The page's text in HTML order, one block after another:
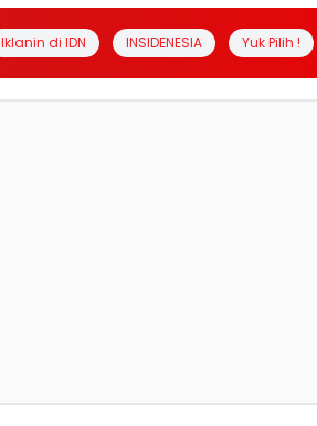
Iklanin di IDN INSIDENESIA Yuk Pilih !